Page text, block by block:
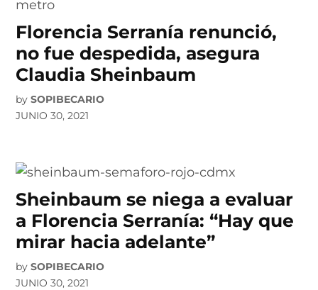
Florencia Serranía renunció,
no fue despedida, asegura
Claudia Sheinbaum
by SOPIBECARIO
JUNIO 30, 2021
Sheinbaum se niega a evaluar
a Florencia Serranía: “Hay que
mirar hacia adelante”
by SOPIBECARIO
JUNIO 30, 2021